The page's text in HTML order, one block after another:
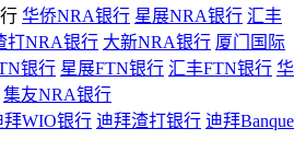
华侨NRA银行 星展NRA银行 汇丰
打NRA银行 大新NRA银行 厦门国际
银行 星展FTN银行 汇丰FTN银行 华
集友NRA银行
拜WIO银行 迪拜渣打银行 迪拜Banque